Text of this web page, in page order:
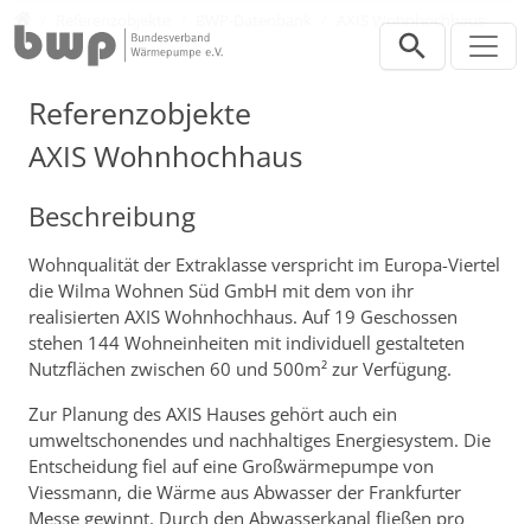
AXIS Wohnhochhaus
Referenzobjekte
AXIS Wohnhochhaus
Beschreibung
Wohnqualität der Extraklasse verspricht im Europa-Viertel
die Wilma Wohnen Süd GmbH mit dem von ihr
realisierten AXIS Wohnhochhaus. Auf 19 Geschossen
stehen 144 Wohneinheiten mit individuell gestalteten
Nutzflächen zwischen 60 und 500m² zur Verfügung.
Zur Planung des AXIS Hauses gehört auch ein
umweltschonendes und nachhaltiges Energiesystem. Die
Entscheidung fiel auf eine Großwärmepumpe von
Viessmann, die Wärme aus Abwasser der Frankfurter
Messe gewinnt. Durch den Abwasserkanal fließen pro